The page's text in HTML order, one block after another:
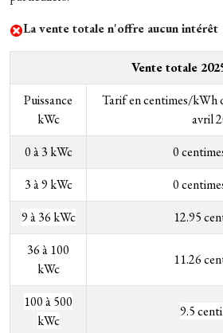
La vente totale n'offre aucun intérêt
Vente totale
Puissance
kWc
Tarif en centimes/kWh
avril
0 à 3 kWc
0
3 à 9 kWc
0
9 à 36 kWc
12.95
36 à 100
kWc
11.26
100 à 500
kWc
9.5